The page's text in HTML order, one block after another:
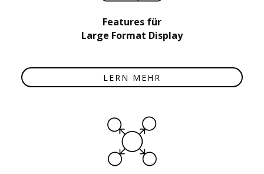
Features für
Large Format Display
LERN MEHR